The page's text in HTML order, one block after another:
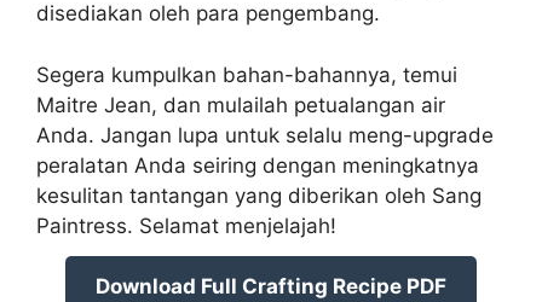
disediakan oleh para pengembang.
Segera kumpulkan bahan-bahannya, temui
Maitre Jean, dan mulailah petualangan air
Anda. Jangan lupa untuk selalu meng-upgrade
peralatan Anda seiring dengan meningkatnya
kesulitan tantangan yang diberikan oleh Sang
Paintress. Selamat menjelajah!
Download Full Crafting Recipe PDF